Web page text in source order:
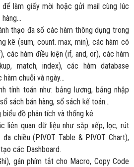
làm giấy mời hoặc gửi mail cùng lúc
hàng…
thạo đa số các hàm thông dụng trong
kê (sum, count. max, min), các hàm có
các hàm điều kiện (if, and, or), các hàm
match, index), các hàm database
hàm chuỗi và ngày…
tính toán như: bảng lương, bảng nhập
sách bán hàng, sổ sách kế toán…
đồ phân tích và thống kê
liên quan dữ liệu như sắp xếp, lọc, rút
chiều (PIVOT Table & PIVOT Chart),
các Dashboard.
gán phím tắt cho Macro, Copy Code